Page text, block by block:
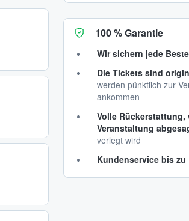
100 % Garantie
Wir sichern jede
Die Tickets sind
werden pünktlich zur
ankommen
Volle Rückerstattung,
Veranstaltung
verlegt wird
Kundenservice bis zu